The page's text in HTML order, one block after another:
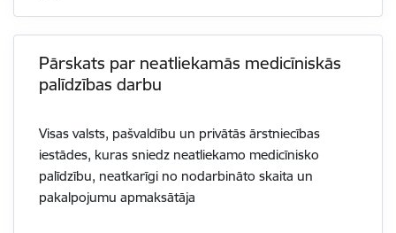
Pārskats par neatliekamās medicīniskās
palīdzības darbu
Visas valsts, pašvaldību un privātās ārstniecības
iestādes, kuras sniedz neatliekamo medicīnisko
palīdzību, neatkarīgi no nodarbināto skaita un
pakalpojumu apmaksātāja